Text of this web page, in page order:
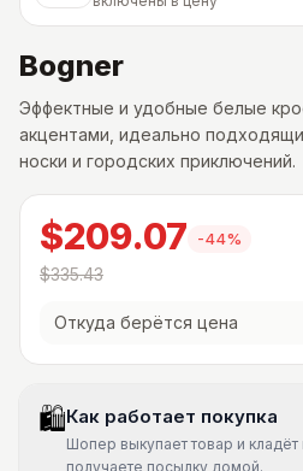
Bogner
Эффектные и удобные белые
акцентами, идеально
носки и городских приключений.
$209.07 -44%
$335.43
Откуда берётся цена
🛍Как работает покупка
Шопер выкупает товар и
получаете посылку домой.